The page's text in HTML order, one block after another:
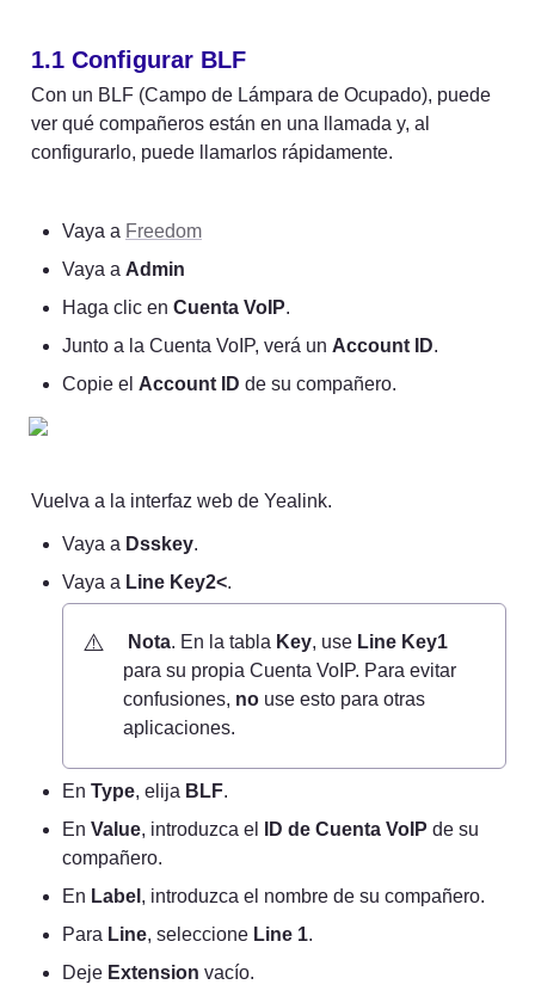
1.1 Configurar BLF
Con un BLF (Campo de Lámpara de Ocupado), puede
ver qué compañeros están en una llamada y, al
configurarlo, puede llamarlos rápidamente.
Vaya a Freedom
Vaya a Admin
Haga clic en Cuenta VoIP.
Junto a la Cuenta VoIP, verá un Account ID.
Copie el Account ID de su compañero.
Vuelva a la interfaz web de Yealink.
Vaya a Dsskey.
Vaya a Line Key2<.
⚠️ Nota. En la tabla Key, use Line Key1
para su propia Cuenta VoIP. Para evitar
confusiones, no use esto para otras
aplicaciones.
En Type, elija BLF.
En Value, introduzca el ID de Cuenta VoIP de su
compañero.
En Label , introduzca el nombre de su compañero.
Para Line, seleccione Line 1.
Deje Extension vacío.